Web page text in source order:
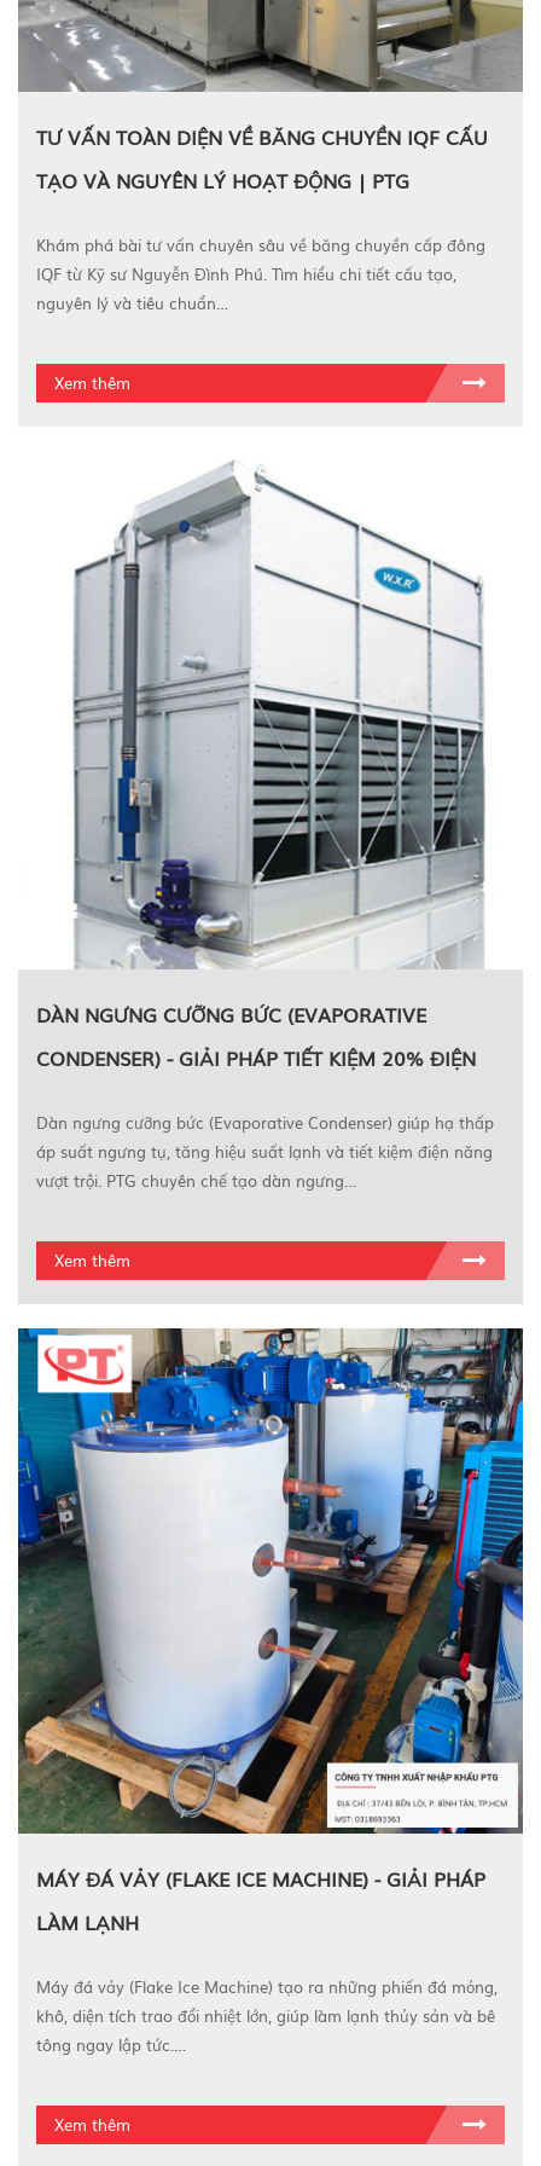
TƯ VẤN TOÀN DIỆN VỀ BĂNG CHUYỀN IQF CẤU
TẠO VÀ NGUYÊN LÝ HOẠT ĐỘNG | PTG
Khám phá bài tư vấn chuyên sâu về băng chuyền cấp đông
IQF từ Kỹ sư Nguyễn Đình Phú. Tìm hiểu chi tiết cấu tạo,
nguyên lý và tiêu chuẩn…
Xem thêm
DÀN NGƯNG CƯỠNG BỨC (EVAPORATIVE
CONDENSER) - GIẢI PHÁP TIẾT KIỆM 20% ĐIỆN
Dàn ngưng cưỡng bức (Evaporative Condenser) giúp hạ thấp
áp suất ngưng tụ, tăng hiệu suất lạnh và tiết kiệm điện năng
vượt trội. PTG chuyên chế tạo dàn ngưng…
Xem thêm
MÁY ĐÁ VẢY (FLAKE ICE MACHINE) - GIẢI PHÁP
LÀM LẠNH
Máy đá vảy (Flake Ice Machine) tạo ra những phiến đá mỏng,
khô, diện tích trao đổi nhiệt lớn, giúp làm lạnh thủy sản và bê
tông ngay lập tức.…
Xem thêm